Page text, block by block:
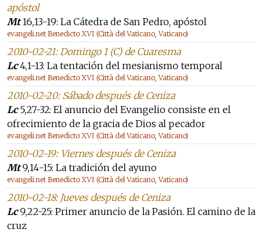
apóstol
Mt16,13-19: La Cátedra de San Pedro, apóstol
evangeli.net Benedicto XVI (Città del Vaticano, Vaticano)
2010-02-21: Domingo 1 (C) de Cuaresma
Lc4,1-13: La tentación del mesianismo temporal
evangeli.net Benedicto XVI (Città del Vaticano, Vaticano)
2010-02-20: Sábado después de Ceniza
Lc5,27-32: El anuncio del Evangelio consiste en el
ofrecimiento de la gracia de Dios al pecador
evangeli.net Benedicto XVI (Città del Vaticano, Vaticano)
2010-02-19: Viernes después de Ceniza
Mt9,14-15: La tradición del ayuno
evangeli.net Benedicto XVI (Città del Vaticano, Vaticano)
2010-02-18: Jueves después de Ceniza
Lc9,22-25: Primer anuncio de la Pasión. El camino de la
cruz